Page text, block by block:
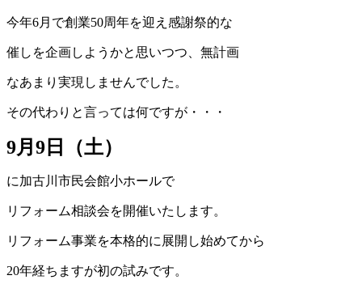
今年6月で創業50周年を迎え感謝祭的な
催しを企画しようかと思いつつ、無計画
なあまり実現しませんでした。
その代わりと言っては何ですが・・・
9月9日（土）
に加古川市民会館小ホールで
リフォーム相談会を開催いたします。
リフォーム事業を本格的に展開し始めてから
20年経ちますが初の試みです。